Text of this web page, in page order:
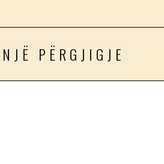
PËRGJIGJE